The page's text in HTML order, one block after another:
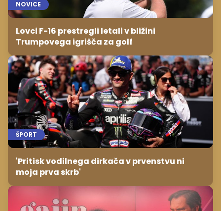
NOVICE
Lovci F-16 prestregli letali v bližini
Trumpovega igrišča za golf
ŠPORT
'Pritisk vodilnega dirkača v prvenstvu ni
moja prva skrb'